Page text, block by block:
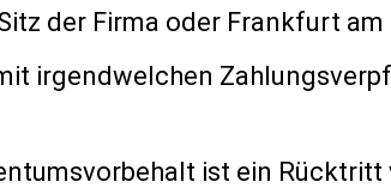
der Firma oder Frankfurt am
irgendwelchen
ist ein